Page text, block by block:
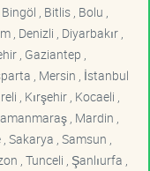
, Bitlis , Bolu ,
, Denizli , Diyarbakır ,
, Gaziantep ,
, Mersin , İstanbul
, Kırşehir , Kocaeli ,
, Mardin ,
Sakarya , Samsun ,
, Tunceli , Şanlıurfa ,